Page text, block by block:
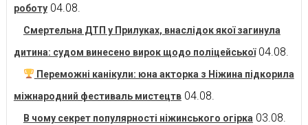
роботу 04.08.
Смертельна ДТП у Прилуках, внаслідок якої загинула
дитина: судом винесено вирок щодо поліцейської 04.08.
Переможні канікули: юна акторка з Ніжина підкорила
міжнародний фестиваль мистецтв 04.08.
В чому секрет популярності ніжинського огірка 03.08.